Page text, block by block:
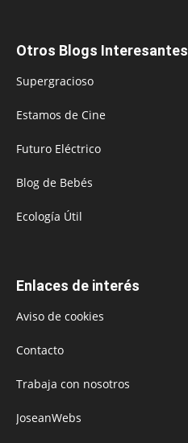
Otros Blogs Interesantes
Supergracioso
Estamos de Cine
Futuro Eléctrico
Blog de Bebés
Ecología Útil
Enlaces de interés
Aviso de cookies
Contacto
Trabaja con nosotros
JoseanWebs